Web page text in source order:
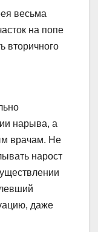
весьма
на попе
вторичного
нарыва, а
врачам. Не
нарост
даже